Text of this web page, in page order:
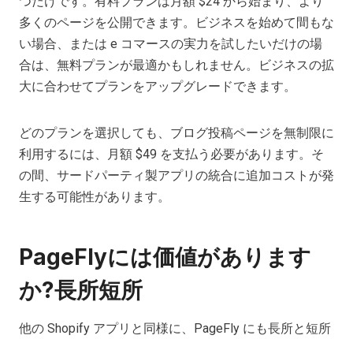
多くのページを公開できます。ビジネスを始めて間もな
い場合、または e コマースの実力を試したいだけの場
合は、無料プランが最適かもしれません。ビジネスの拡
大に合わせてプランをアップグレードできます。
どのプランを選択しても、ブログ投稿ページを無制限に
利用するには、月額 $49 を支払う必要があります。そ
の間、サードパーティ製アプリの統合に追加コストが発
生する可能性があります。
PageFlyには価値があります
か?長所短所
他の Shopify アプリと同様に、PageFly にも長所と短所